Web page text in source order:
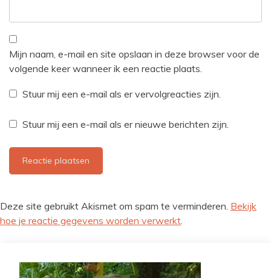
Mijn naam, e-mail en site opslaan in deze browser voor de
volgende keer wanneer ik een reactie plaats.
Stuur mij een e-mail als er vervolgreacties zijn.
Stuur mij een e-mail als er nieuwe berichten zijn.
Deze site gebruikt Akismet om spam te verminderen. Bekijk
hoe je reactie gegevens worden verwerkt.